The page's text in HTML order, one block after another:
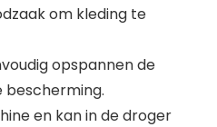
om kleding te
opspannen de
bescherming.
en kan in de droger